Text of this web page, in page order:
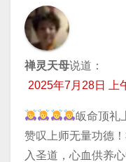
禅灵天母说道：
2025年7月28日 上
皈命顶礼
赞叹上师无量功德
入圣道，心血供养